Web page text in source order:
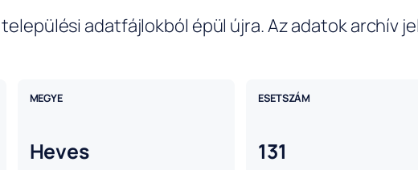
adatfájlokból épül újra. Az adatok archív
MEGYE
Heves
ESETSZÁM
131